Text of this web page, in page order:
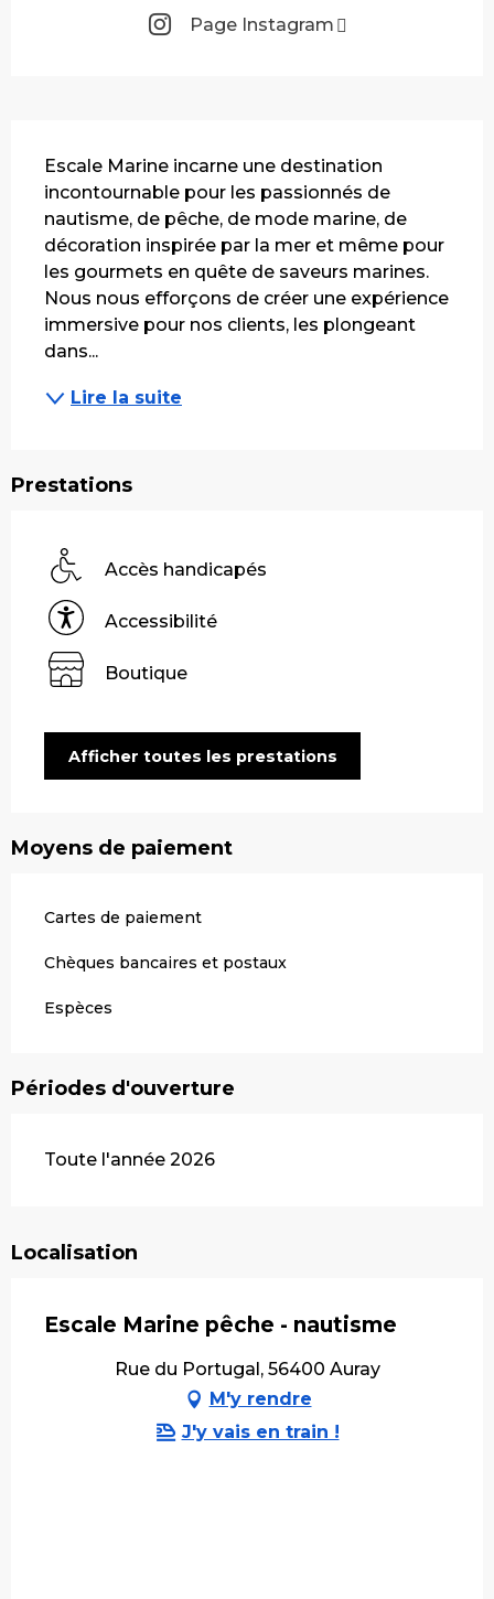
Page Instagram
Escale Marine incarne une destination
incontournable pour les passionnés de
nautisme, de pêche, de mode marine, de
décoration inspirée par la mer et même pour
les gourmets en quête de saveurs marines.
Nous nous efforçons de créer une expérience
immersive pour nos clients, les plongeant
dans...
Lire la suite
Prestations
Accès handicapés
Accessibilité
Boutique
Afficher toutes les prestations
Moyens de paiement
Cartes de paiement
Chèques bancaires et postaux
Espèces
Périodes d'ouverture
Toute l'année 2026
Localisation
Escale Marine pêche - nautisme
Rue du Portugal, 56400 Auray
M'y rendre
J'y vais en train !